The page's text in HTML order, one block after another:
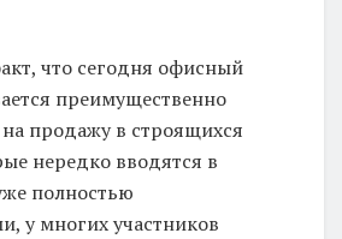
что сегодня офисный
преимущественно
продажу в строящихся
нередко вводятся в
полностью
у многих участников